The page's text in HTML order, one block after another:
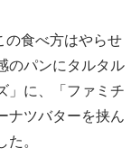
食べ方はやらせ
のパンにタルタル
」に、「ファミチ
ナツバターを挟ん
。